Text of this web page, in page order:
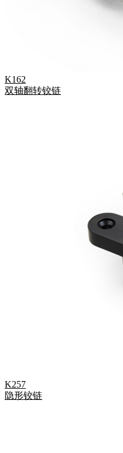
K162
双轴翻转铰链
K257
隐形铰链